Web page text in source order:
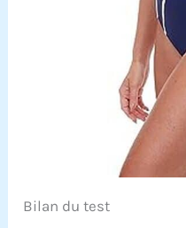
Bilan du test